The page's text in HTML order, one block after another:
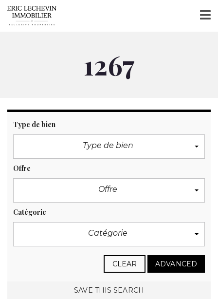
1267
Type de bien
Type de bien
Offre
Offre
Catégorie
Catégorie
CLEAR ADVANCED
SAVE THIS SEARCH